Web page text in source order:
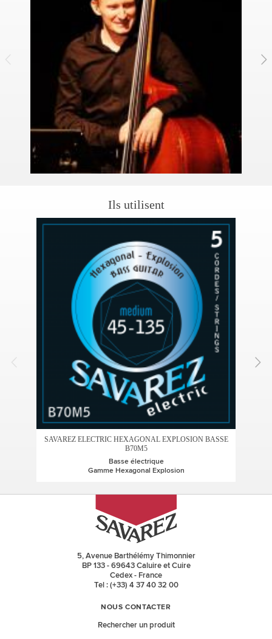
Ils utilisent
SAVAREZ ELECTRIC HEXAGONAL EXPLOSION BASSE
B70M5
Basse électrique
Gamme Hexagonal Explosion
5, Avenue Barthélémy Thimonnier
BP 133 - 69643 Caluire et Cuire
Cedex - France
Tel : (+33) 4 37 40 32 00
NOUS CONTACTER
Rechercher un produit